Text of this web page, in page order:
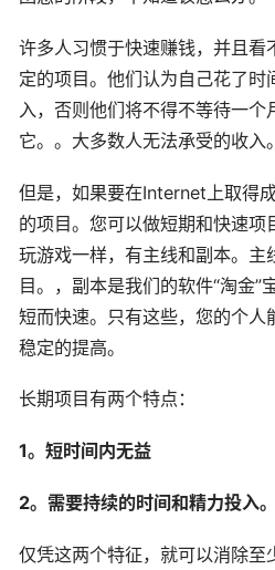
许多人习惯于快速赚钱，并且看
定的项目。他们认为自己花了时
入，否则他们将不得不等待一个
它。。大多数人无法承受的收入。
但是，如果要在Internet上取得
的项目。您可以做短期和快速项
玩游戏一样，有主线和副本。主
目。，副本是我们的软件“淘金”
短而快速。只有这些，您的个人
稳定的提高。
长期项目有两个特点：
1。短时间内无益
2。需要持续的时间和精力投入。
仅凭这两个特征，就可以消除至